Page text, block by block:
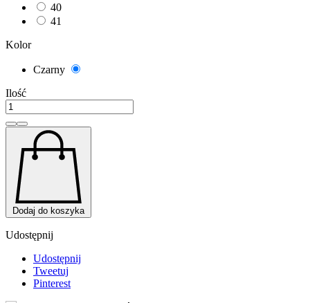
40
41
Kolor
Czarny
Ilość
Dodaj do koszyka
Udostępnij
Udostępnij
Tweetuj
Pinterest